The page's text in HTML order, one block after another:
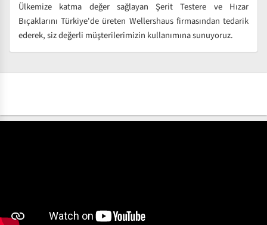
Ülkemize katma değer sağlayan Şerit Testere ve Hızar
Bıçaklarını Türkiye'de üreten Wellershaus firmasından tedarik
ederek, siz değerli müşterilerimizin kullanımına sunuyoruz.